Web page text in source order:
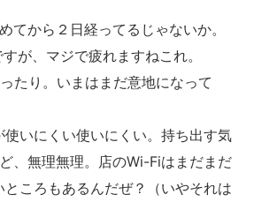
てから２日経ってるじゃないか。
が、マジで疲れますねこれ。
たり。いまはまだ意地になって
いにくい使いにくい。持ち出す気
、無理無理。店のWi-Fiはまだまだ
ころもあるんだぜ？（いやそれは